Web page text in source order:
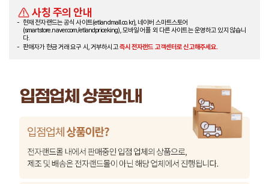
사칭 주의 안내
현재 전자랜드는 공식 사이트(etlandmall.co.kr), 네이버 스마트스토어
(smartstore.naver.com/etlandpriceking), 모바일 어플 외 다른 사이트는 운영하고 있지 않습니
다.
판매자가 현금 거래 요구 시, 거부하시고즉시 전자랜드 고객센터로 신고해주세요.